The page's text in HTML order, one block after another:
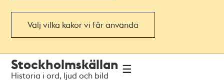
Välj vilka kakor vi får använda
navigationen
huvudinnehållet
Stockholmskällan
Historia i ord, ljud och bild